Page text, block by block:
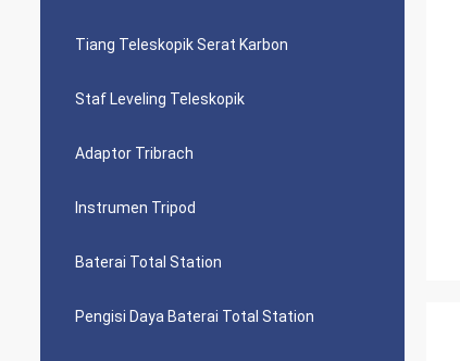
Tiang Teleskopik Serat Karbon
Staf Leveling Teleskopik
Adaptor Tribrach
Instrumen Tripod
Baterai Total Station
Pengisi Daya Baterai Total Station